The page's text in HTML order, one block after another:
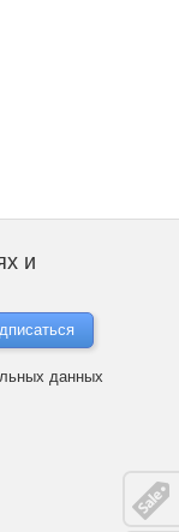
и
данных